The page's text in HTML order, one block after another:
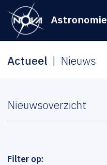
Astronomie
Actueel Nieuws
Nieuwsoverzicht
Filter op: